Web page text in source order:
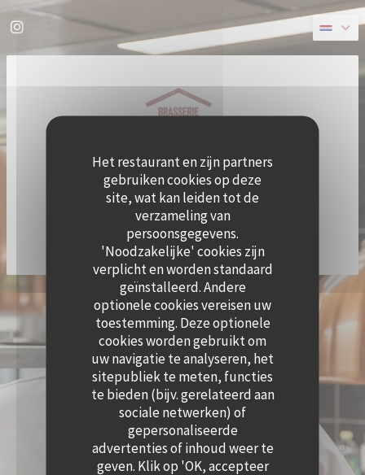
Cookies beheer paneel
Het restaurant en zijn partners
gebruiken cookies op deze
site, wat kan leiden tot de
verzameling van
persoonsgegevens.
'Noodzakelijke' cookies zijn
verplicht en worden standaard
geïnstalleerd. Andere
optionele cookies vereisen uw
toestemming. Deze optionele
cookies worden gebruikt om
uw navigatie te analyseren, het
sitepubliek te meten, functies
te bieden (bijv. gerelateerd aan
sociale netwerken) of
gepersonaliseerde
advertenties of inhoud weer te
geven. Klik op 'OK, accepteer
Instagram ((opent in een nieuw venster))
© 2026 QUAI OUEST — RESTAURANT WEBSITE GECREËERD DOOR ZENCHEF
DISCLAIMER
((OPENT IN EEN NIEUW VENSTER))
GEBRUIKSVOORWAARDEN
((OPENT IN EEN NIEUW VENSTER))
BELEID BESCHERMING PERSOONSGEGEVENS
((OPENT IN EEN NIEUW VENSTER))
COOKIES BELEID
TOEGANKELIJKHEID
((OPENT IN EEN NIEUW VENSTER))